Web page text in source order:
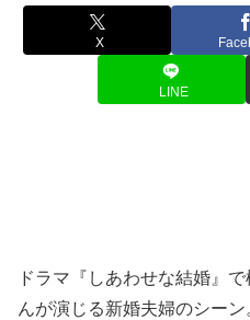
X
LINE
ドラマ『しあわせな結婚』
んが演じる新婚夫婦のシー